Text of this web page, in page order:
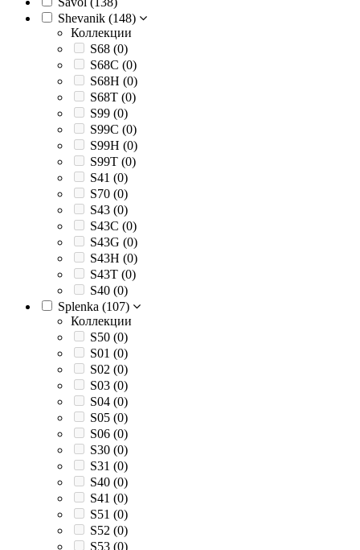
Shevanik (148)
Коллекции
S68 (0)
S68C (0)
S68H (0)
S68T (0)
S99 (0)
S99C (0)
S99H (0)
S99T (0)
S41 (0)
S70 (0)
S43 (0)
S43C (0)
S43G (0)
S43H (0)
S43T (0)
S40 (0)
Splenka (107)
Коллекции
S50 (0)
S01 (0)
S02 (0)
S03 (0)
S04 (0)
S05 (0)
S06 (0)
S30 (0)
S31 (0)
S40 (0)
S41 (0)
S51 (0)
S52 (0)
S53 (0)